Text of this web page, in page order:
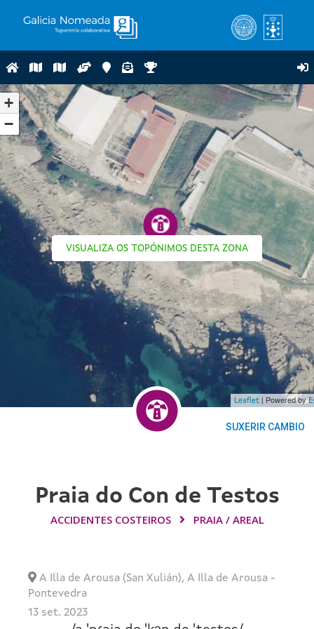
VISUALIZA OS TOPÓNIMOS DESTA ZONA
+
−
Leaflet | Powered by
SUXERIR CAMBIO
Praia do Con de Testos
ACCIDENTES COSTEIROS PRAIA / AREAL
A Illa de Arousa (San Xulián), A Illa de Arousa -
Pontevedra
13 set. 2023